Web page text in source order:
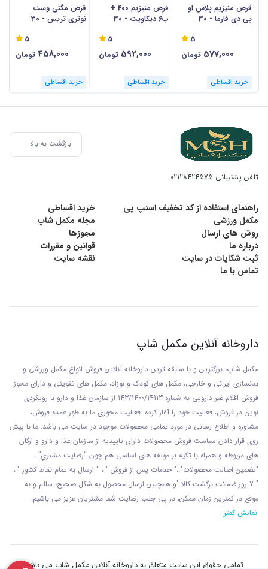
قرص منیزیم پلاس او
پی دی فارما - 30
5
577,000 تومان
خرید اقساطی
قرص منیزیم 400 +
ب6 دیکاویت - 30
5
592,000 تومان
خرید اقساطی
قرص مگنی وست
نوتری تریس - 30
5
458,000 تومان
خرید اقساطی
بازگشت به بالا
تلفن پشتیبانی 02128424575
راهنمای استفاده از کد تخفیف اسنپ پی
خرید اقساطی
مکمل ورزشی
مجله مکمل شاپ
روش های ارسال
مجوزها
درباره ما
قوانین و مقررات
ثبت شکایات در سایت
نقشه سایت
تماس با ما
داروخانه آنلاین مکمل شاپ
مکمل شاپ، بزرگترین و با سابقه ترین داروخانه آنلاین فروش انواع مکمل ورزشی و
بدنسازی ایرانی و خارجی، مکمل های کودک و نوزاد، مکمل های تقویتی و دارای مجوز
فروش اقلام غیر دارویی به شماره 143/1400/14113 از
سازمان غذا و دارو با رويکردی
نوين در فروش، فعاليت خود را آغاز کرده. فعاليت محوری ما به طور عمده فروش،
مشاوره و اطلاع رسانی در مورد تمامی محصولات موجود در سایت می باشد. ما با پيش
روی قرار دادن سياست فروش محصولات دارای تاييديه از سازمان غذا و دارو و ارگان
های مربوطه و همراه با تکيه بر مولفه های اساسی هم چون “رضايت مشتري” ،
"تضمين اصالت محصولات" ،" خدمات پس از فروش " ، " ارسال به تمام نقاط کشور " ،
" 7 روز ضمانت برگشت کالا "و همچنين ارسال محصول به شکل صحيح، سالم و به
موقع در کمترين زمان ممکن، در پی جلب رضايت شما مشتريان عزیز می باشيم.
نمایش کمتر
تمامی حقوق این سایت متعلق به داروخانه آنلاین مکمل شاپ می باشد